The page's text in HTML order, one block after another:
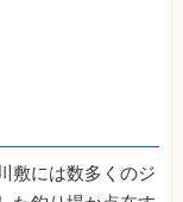
敷には数多くのジ